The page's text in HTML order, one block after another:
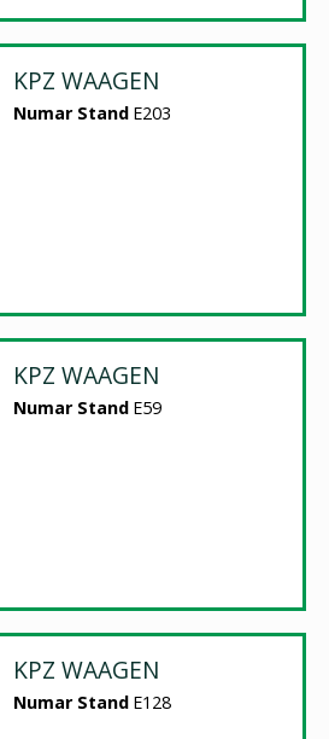
KPZ WAAGEN
Numar Stand E203
KPZ WAAGEN
Numar Stand E59
KPZ WAAGEN
Numar Stand E128